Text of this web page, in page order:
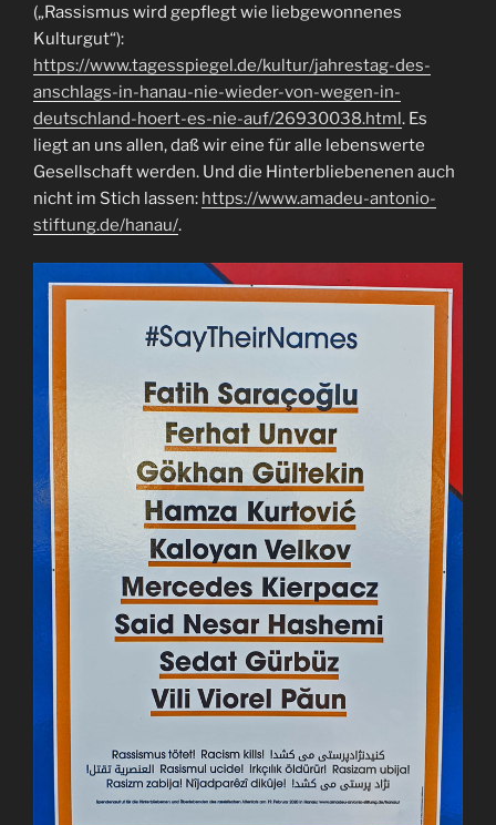
(„Rassismus wird gepflegt wie liebgewonnenes
Kulturgut“):
https://www.tagesspiegel.de/kultur/jahrestag-des-
anschlags-in-hanau-nie-wieder-von-wegen-in-
deutschland-hoert-es-nie-auf/26930038.html. Es
liegt an uns allen, daß wir eine für alle lebenswerte
Gesellschaft werden. Und die Hinterbliebenenen auch
nicht im Stich lassen: https://www.amadeu-antonio-
stiftung.de/hanau/.